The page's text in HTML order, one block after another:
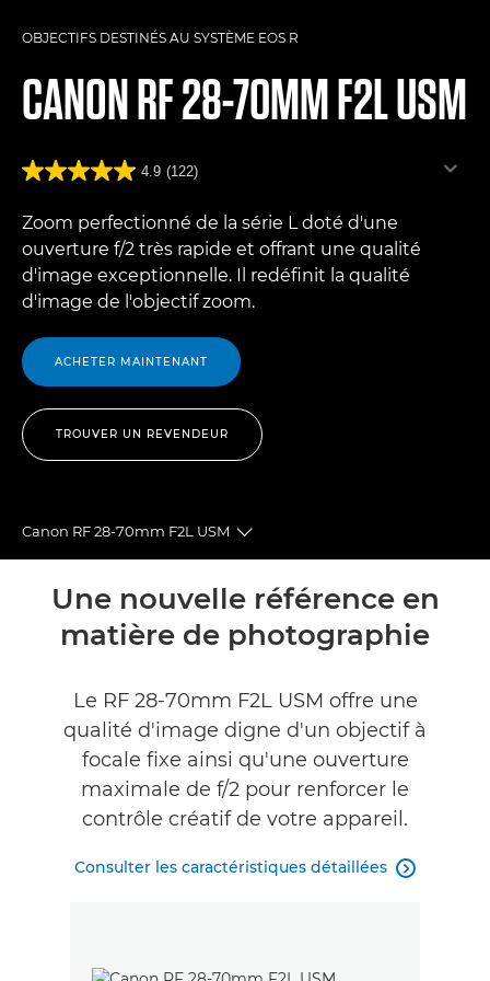
OBJECTIFS DESTINÉS AU SYSTÈME EOS R
CANONRF 28-70MM F2L USM
4.9 (122)
Zoom perfectionné de la série L doté d'une
ouverture f/2 très rapide et offrant une qualité
d'image exceptionnelle. Il redéfinit la qualité
d'image de l'objectif zoom.
ACHETER MAINTENANT
TROUVER UN REVENDEUR
Canon RF 28-70mm F2L USM
Toggle breadcrumbs
Présentation
Caractéristiques
Commentaires
Une nouvelle référence en
matière de photographie
Le RF 28-70mm F2L USM offre une
qualité d'image digne d'un objectif à
focale fixe ainsi qu'une ouverture
maximale de f/2 pour renforcer le
contrôle créatif de votre appareil.
Consulter les caractéristiques détaillées 